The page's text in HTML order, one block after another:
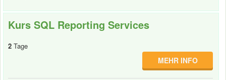
Kurs SQL Reporting Services
2 Tage
MEHR INFO